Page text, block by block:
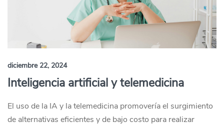
diciembre 22, 2024
Inteligencia artificial y telemedicina
El uso de la IA y la telemedicina promovería el surgimiento
de alternativas eficientes y de bajo costo para realizar